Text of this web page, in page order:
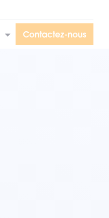
Contactez-nous